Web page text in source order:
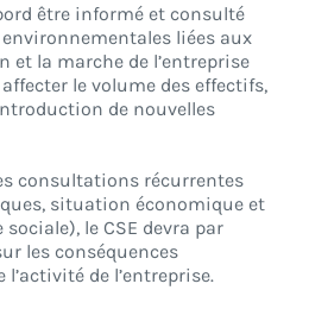
être informé et consulté
liées aux
et la marche de l’entreprise
le volume des effectifs,
de nouvelles
consultations récurrentes
situation économique et
le CSE devra par
les conséquences
de l’entreprise.